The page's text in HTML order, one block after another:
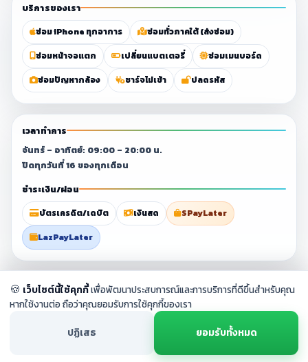
โทรเลย LINE แผนที่
บริการของเรา
ซ่อม iPhone ทุกอาการ
ซ่อมทั่วภาคใต้ (ส่งซ่อม)
ซ่อมหน้าจอแตก
เปลี่ยนแบตเตอรี่
ซ่อมเมนบอร์ด
ซ่อมปัญหากล้อง
ชาร์จไม่เข้า ปลดรหัส
เวลาทำการ
จันทร์ – อาทิตย์: 09:00 – 20:00 น.
ปิดทุกวันที่ 16 ของทุกเดือน
ชำระเงิน/ผ่อน
บัตรเครดิต/เดบิต เงินสด
SPayLater
LazPayLater
rights reserved.
🍪 เว็บไซต์นี้ใช้คุกกี้เพื่อพัฒนาประสบการณ์และการบริการที่ดีขึ้นสำหรับคุณ
หากใช้งานต่อ ถือว่าคุณยอมรับการใช้คุกกี้ของเรา
ปฏิเสธ ยอมรับทั้งหมด